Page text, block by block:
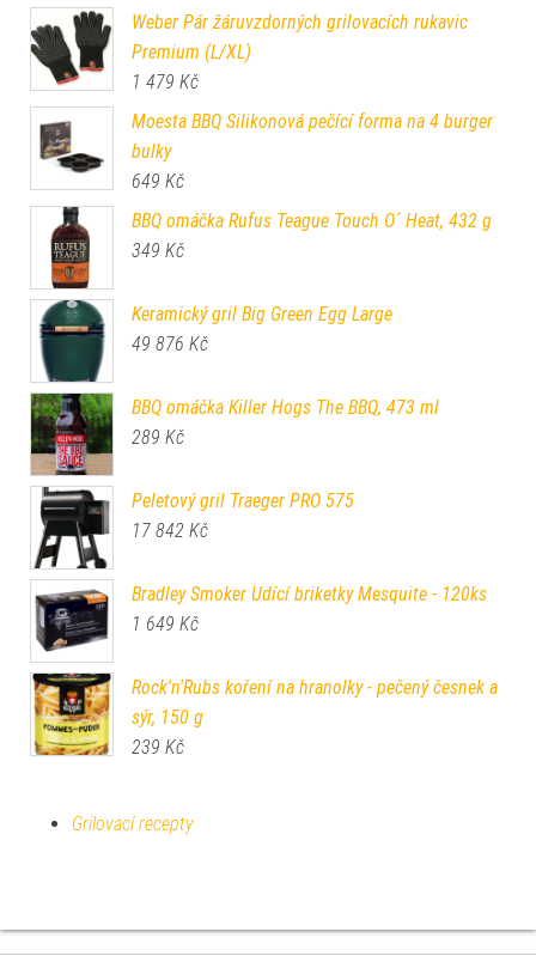
Weber Pár žáruvzdorných grilovacích rukavic
Premium (L/XL)
1 479 Kč
Moesta BBQ Silikonová pečící forma na 4 burger
bulky
649 Kč
BBQ omáčka Rufus Teague Touch O´ Heat, 432 g
349 Kč
Keramický gril Big Green Egg Large
49 876 Kč
BBQ omáčka Killer Hogs The BBQ, 473 ml
289 Kč
Peletový gril Traeger PRO 575
17 842 Kč
Bradley Smoker Udící briketky Mesquite - 120ks
1 649 Kč
Rock'n'Rubs koření na hranolky - pečený česnek a
sýr, 150 g
239 Kč
Grilovací recepty